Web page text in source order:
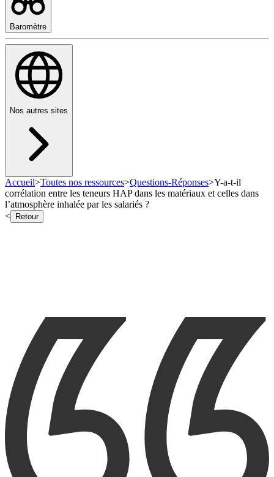
Baromètre
Nos autres sites
Accueil>Toutes nos ressources>Questions-Réponses>Y-a-t-il
corrélation entre les teneurs HAP dans les matériaux et celles dans
l’atmosphère inhalée par les salariés ?
<
Retour